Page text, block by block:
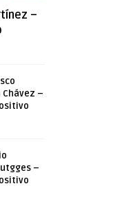
–
–
–